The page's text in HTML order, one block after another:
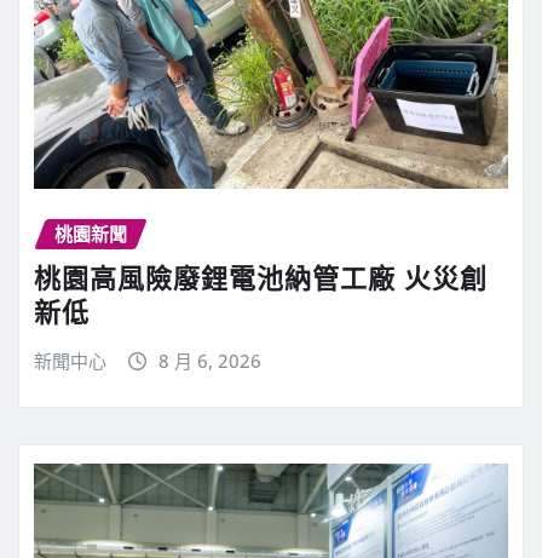
桃園新聞
桃園高風險廢鋰電池納管工廠 火災創
新低
新聞中心 8 月 6, 2026